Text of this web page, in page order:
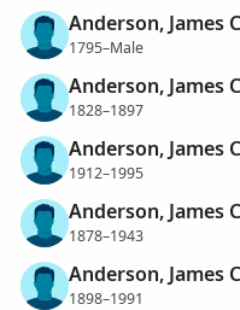
Anderson, James
1795–Male
Anderson, James
1828–1897
Anderson, James
1912–1995
Anderson, James
1878–1943
Anderson, James
1898–1991